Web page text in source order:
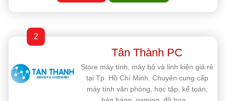
2
Tân Thành PC
Store máy tính, máy bộ và linh kiện giá rẻ
tại Tp. Hồ Chí Minh. Chuyên cung cấp
máy tính văn phòng, học tập, kế toán,